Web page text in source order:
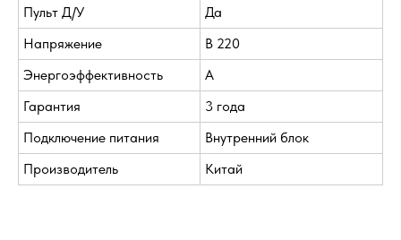
Пульт Д/У
Да
Напряжение
В 220
Энергоэффективность
A
Гарантия
3 года
Подключение питания
Внутренний блок
Производитель
Китай